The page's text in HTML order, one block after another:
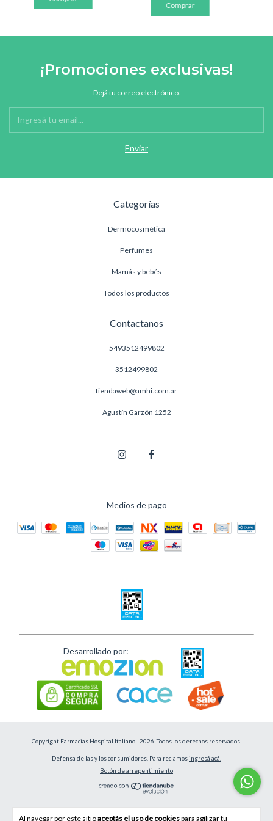
Al navegar por este sitioaceptás el uso de cookiespara agilizar tu
¡Promociones exclusivas!
Dejá tu correo electrónico.
Categorías
Dermocosmética
Perfumes
Mamás y bebés
Todos los productos
Contactanos
5493512499802
3512499802
tiendaweb@amhi.com.ar
Agustín Garzón 1252
Medios de pago
Desarrollado por:
Copyright Farmacias Hospital Italiano - 2026. Todos los derechos reservados.
Defensa de las y los consumidores. Para reclamosingresá acá.
Botón de arrepentimiento